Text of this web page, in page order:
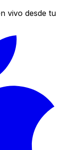
vivo desde tu